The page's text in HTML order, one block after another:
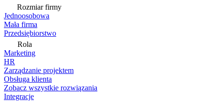
Rozmiar firmy
Jednoosobowa
Mała firma
Przedsiębiorstwo
Rola
Marketing
HR
Zarządzanie projektem
Obsługa klienta
Zobacz wszystkie rozwiązania
Integracje